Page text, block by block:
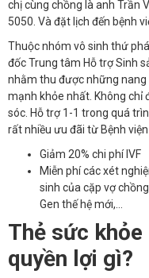
chị cùng chồng là anh Trần
5050. Và đặt lịch đến bệnh
Thuộc nhóm vô sinh thứ
đốc Trung tâm Hỗ trợ Sinh
nhằm thu được những
mạnh khỏe nhất. Không chỉ
sóc. Hỗ trợ 1-1 trong quá
rất nhiều ưu đãi từ Bệnh
Giảm 20% chi phí IVF
Miễn phí các xét
sinh của cặp vợ
Gen thế hệ mới,…
Thẻ sức
quyền lợi gì?